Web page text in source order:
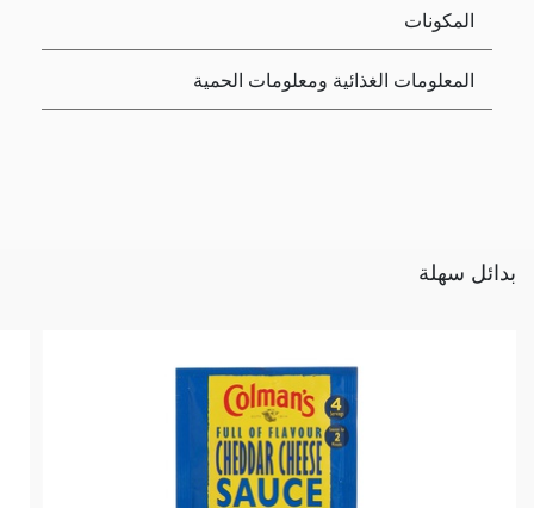
المكونات
المعلومات الغذائية ومعلومات الحمية
بدائل سهلة